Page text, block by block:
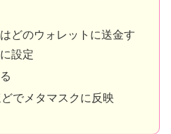
どのウォレットに送金す
設定
でメタマスクに反映